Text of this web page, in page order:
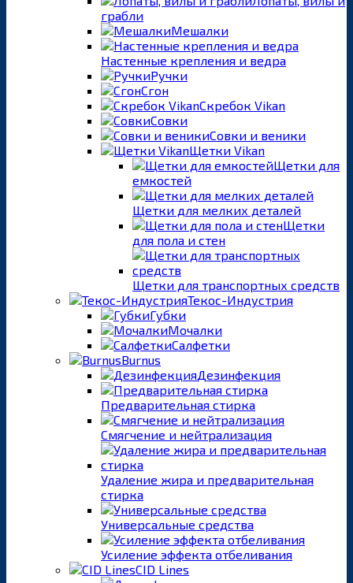
грабли
Мешалки
Настенные крепления и ведра
Ручки
Сгон
Скребок Vikan
Совки
Совки и веники
Щетки Vikan
Щетки для
емкостей
Щетки для мелких деталей
Щетки
для пола и стен
Щетки для транспортных средств
Текос-Индустрия
Губки
Мочалки
Салфетки
Burnus
Дезинфекция
Предварительная стирка
Смягчение и нейтрализация
Удаление жира и предварительная
стирка
Универсальные средства
Усиление эффекта отбеливания
CID Lines